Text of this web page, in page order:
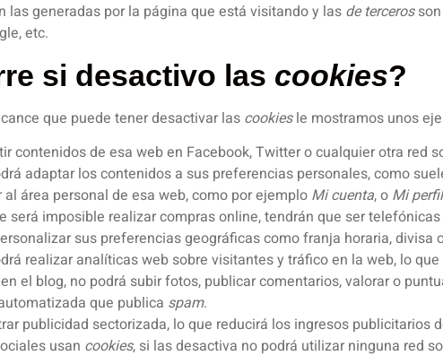
las generadas por la página que está visitando y las de tercerosson
etc.
si desactivo las cookies?
que puede tener desactivar las cookiesle mostramos unos
contenidos de esa web en Facebook, Twitter o cualquier otra red
adaptar los contenidos a sus preferencias personales, como
al área personal de esa web, como por ejemplo Mi cuenta, o Mi perfil
será imposible realizar compras online, tendrán que ser
sus preferencias geográficas como franja horaria, divisa
realizar analíticas web sobre visitantes y tráfico en la web, lo
el blog, no podrá subir fotos, publicar comentarios, valorar o
que publica spam.
publicidad sectorizada, lo que reducirá los ingresos publicitarios
usan cookies, si las desactiva no podrá utilizar ninguna red